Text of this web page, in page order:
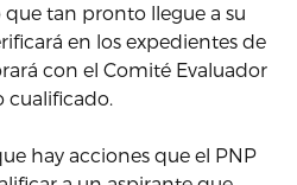
tan pronto llegue a su
en los expedientes de
con el Comité Evaluador
cualificado.
hay acciones que el PNP